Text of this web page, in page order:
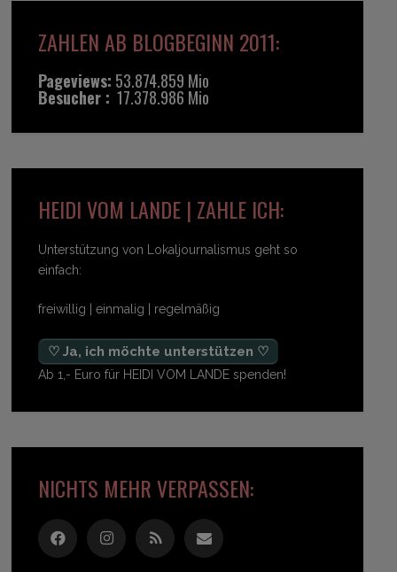
ZAHLEN AB BLOGBEGINN 2011:
Pageviews: 53.874.859 Mio
Besucher : 17.378.986 Mio
HEIDI VOM LANDE | ZAHLE ICH:
Unterstützung von Lokaljournalismus geht so
einfach:
freiwillig | einmalig | regelmäßig
♡ Ja, ich möchte unterstützen ♡
Ab 1,- Euro für HEIDI VOM LANDE spenden!
NICHTS MEHR VERPASSEN: